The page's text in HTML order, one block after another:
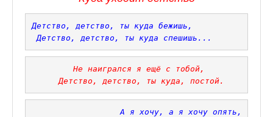
Зимние Олимпийские игры 2018. Заметки наших
Любимые фильмы Любимые актеры
Царское Село в Санкт-Петербурге
Прогулки по Царскому Селу. Зима.
Секции настольного тенниса в Пушкинском районе
Детство, детство, ты куда бежишь,
Детство, детство, ты куда спешишь...
Не наигрался я ещё с тобой,
Детство, детство, ты куда, постой.
А я хочу, а я хочу опять,